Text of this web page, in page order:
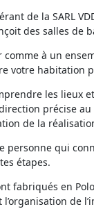
de la SARL
des salles de
comme à un
votre habitation
les lieux
précise
de la
personne qui
étapes.
fabriqués en
l’organisation de